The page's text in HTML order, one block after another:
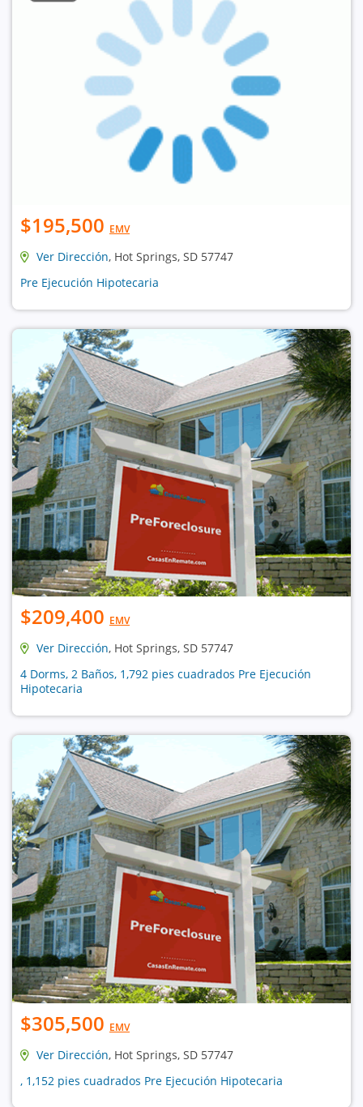
$195,500 EMV
Ver Dirección, Hot Springs, SD 57747
Pre Ejecución Hipotecaria
$209,400 EMV
Ver Dirección, Hot Springs, SD 57747
4 Dorms, 2 Baños, 1,792 pies cuadrados Pre Ejecución
Hipotecaria
$305,500 EMV
Ver Dirección, Hot Springs, SD 57747
, 1,152 pies cuadrados Pre Ejecución Hipotecaria